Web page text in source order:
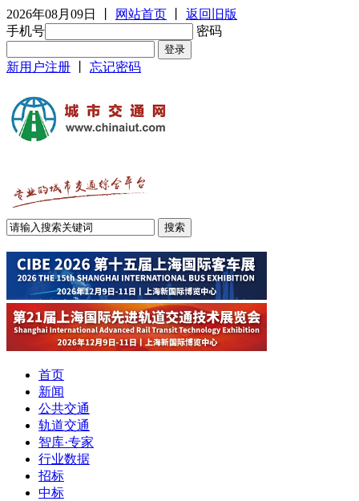
2026年08月09日 网站首页
返回旧版
手机号
密码
新用户注册 忘记密码
首页
新闻
公共交通
轨道交通
智库·专家
行业数据
招标
中标